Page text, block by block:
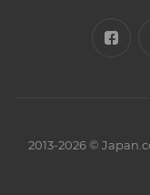
2013-2026 ©